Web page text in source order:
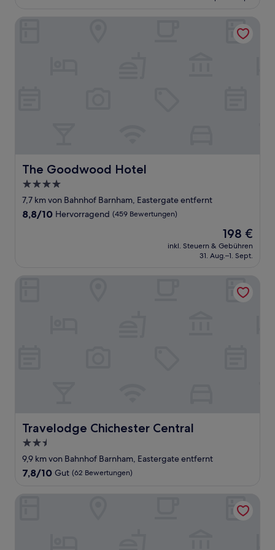
The Goodwood Hotel
The Goodwood Hotel
4.0-
Sterne-
Unterkunft
7,7 km von Bahnhof Barnham, Eastergate entfernt
8.8
8,8/10 Hervorragend (459 Bewertungen)
Der
Preis
beträgt
198 €
inkl. Steuern & Gebühren
31. Aug.–1. Sept.
Travelodge Chichester Central
Travelodge Chichester Central
2.5-
Sterne-
Unterkunft
9,9 km von Bahnhof Barnham, Eastergate entfernt
7.8
10,
7,8/10 Gut (62 Bewertungen)